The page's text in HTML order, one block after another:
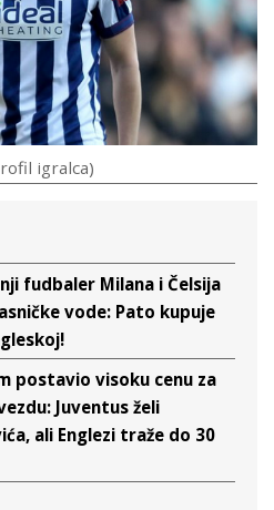
igralca)
fudbaler Milana i Čelsija
vode: Pato kupuje
postavio visoku cenu za
Juventus želi
ali Englezi traže do 30